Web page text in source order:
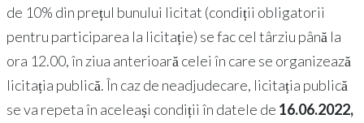
de 10% din prețul bunului licitat (condiții obligatorii
pentru participarea la licitație) se fac cel târziu până la
ora 12.00, în ziua anterioară celei în care se organizează
licitația publică. În caz de neadjudecare, licitația publică
se va repeta în aceleași condiții în datele de 16.06.2022,